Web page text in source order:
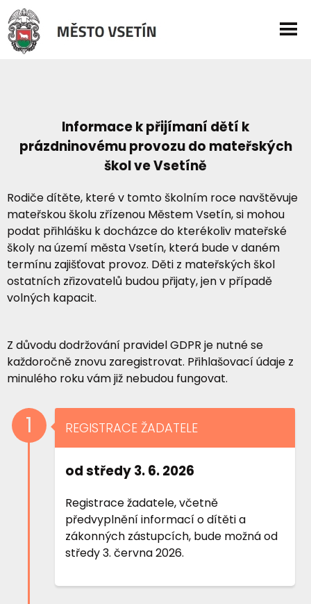
Informace k přijímaní dětí k
prázdninovému provozu do mateřských
škol ve Vsetíně
Rodiče dítěte, které v tomto školním roce navštěvuje
mateřskou školu zřízenou Městem Vsetín, si mohou
podat přihlášku k docházce do kterékoliv mateřské
školy na území města Vsetín, která bude v daném
termínu zajišťovat provoz. Děti z mateřských škol
ostatních zřizovatelů budou přijaty, jen v případě
volných kapacit.
Z důvodu dodržování pravidel GDPR je nutné se
každoročně znovu zaregistrovat. Přihlašovací údaje z
minulého roku vám již nebudou fungovat.
1 REGISTRACE ŽADATELE
od středy 3. 6. 2026
Registrace žadatele, včetně
předvyplnění informací o dítěti a
zákonných zástupcích, bude možná od
středy 3. června 2026.